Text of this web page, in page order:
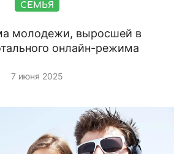
СЕМЬЯ
молодежи, выросшей в
онлайн-режима
7 июня 2025